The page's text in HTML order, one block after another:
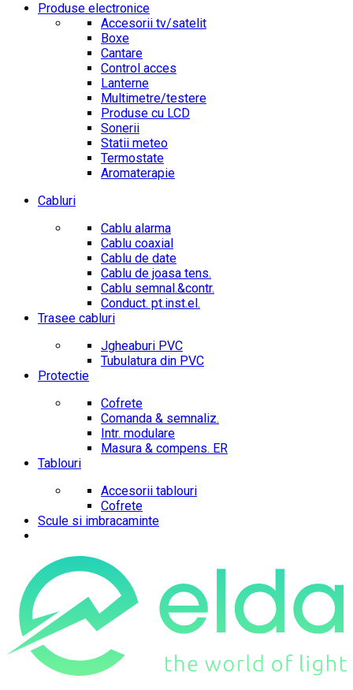
Produse electronice
Accesorii tv/satelit
Boxe
Cantare
Control acces
Lanterne
Multimetre/testere
Produse cu LCD
Sonerii
Statii meteo
Termostate
Aromaterapie
Cabluri
Cablu alarma
Cablu coaxial
Cablu de date
Cablu de joasa tens.
Cablu semnal.&contr.
Conduct. pt.inst.el.
Trasee cabluri
Jgheaburi PVC
Tubulatura din PVC
Protectie
Cofrete
Comanda & semnaliz.
Intr. modulare
Masura & compens. ER
Tablouri
Accesorii tablouri
Cofrete
Scule si imbracaminte